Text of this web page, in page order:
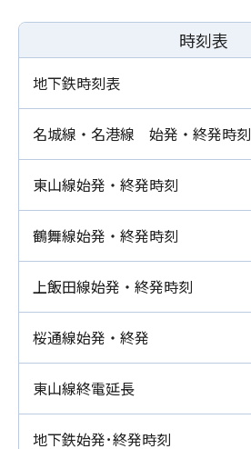
時刻表
地下鉄時刻表
名城線・名港線 始発・終発時刻
東山線始発・終発時刻
鶴舞線始発・終発時刻
上飯田線始発・終発時刻
桜通線始発・終発
東山線終電延長
地下鉄始発･終発時刻